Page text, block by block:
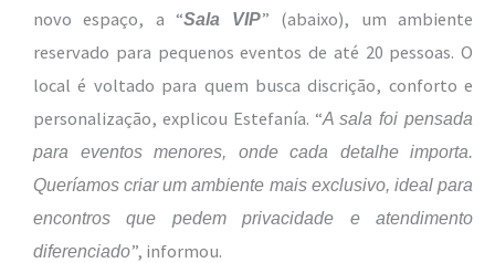
novo espaço, a “Sala VIP” (abaixo), um ambiente
reservado para pequenos eventos de até 20 pessoas. O
local é voltado para quem busca discrição, conforto e
personalização, explicou Estefanía. “A sala foi pensada
para eventos menores, onde cada detalhe importa.
Queríamos criar um ambiente mais exclusivo, ideal para
encontros que pedem privacidade e atendimento
diferenciado”, informou.